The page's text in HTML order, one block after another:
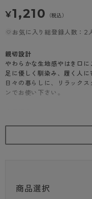
ソックス・靴下
- タンクトップ
- カップ付きイン
CLINICAL
ハイジュニ
お問い合わせに
¥1,210 （税込）
お気に入り総登録人数：2
親切設計
やわらかな生地感やはき口に
足に優しく馴染み、履く人に
日々の暮らしに、リラック
ンでお使い下さい。
・羽根付き
商品選択